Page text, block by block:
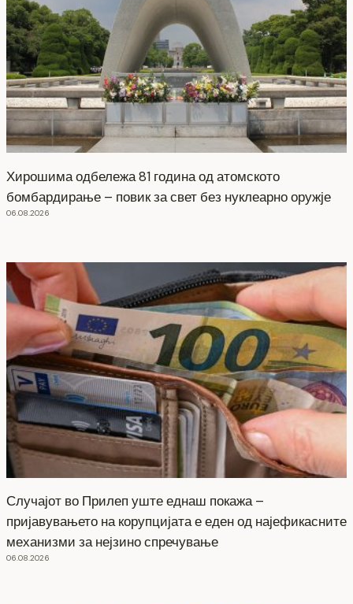
Хирошима одбележа 81 година од атомското
бомбардирање – повик за свет без нуклеарно оружје
06.08.2026
Случајот во Прилеп уште еднаш покажа –
пријавувањето на корупцијата е еден од најефикасните
механизми за нејзино спречување
06.08.2026